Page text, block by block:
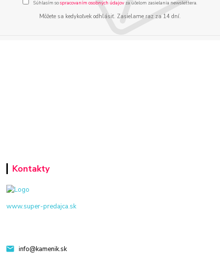
Súhlasím sospracovaním osobných údajov za účelom zasielania newslettera.
Môžete sa kedykoľvek odhlásiť. Zasielame raz za 14 dní.
Kontakty
www.super-predajca.sk
info@kamenik.sk